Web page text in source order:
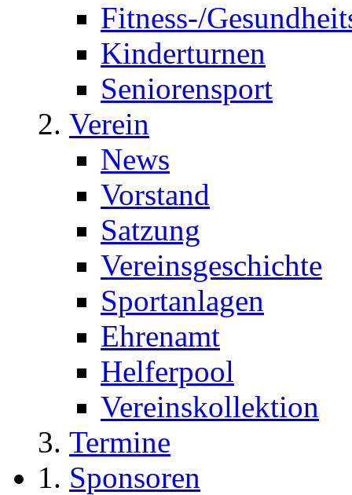
Fitness-/
Kinderturnen
Seniorensport
Verein
News
Vorstand
Satzung
Vereinsgeschichte
Sportanlagen
Ehrenamt
Helferpool
Vereinskollektion
Termine
Sponsoren